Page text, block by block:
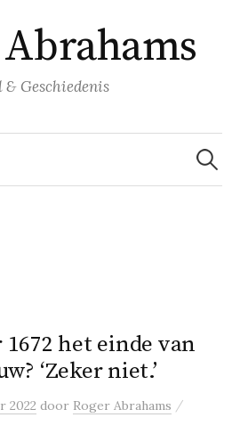
& Geschiedenis
Zoeken
naar:
1672 het einde van
‘Zeker niet.’
2022 door Roger Abrahams /